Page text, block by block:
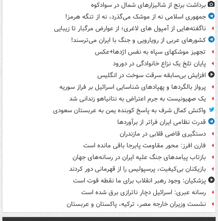
برداشت برنج از شالیزارهای شمال در سوادکوه
جمهوری اسلامی نه از موشک می‌گذرد، نه از تنگه هرمز!
ناگفته‌هایی از آمپول های لاغری؛ از عوارض مرگبار تا زیبایی
کشورهای عربی از رویارویی و جنگ با ایران می‌ترسند!
تجهیز موشکهای سپاه به نفس اژدها+عکس
پایان تلخ یک نزاع خانوادگی در دورود
افزایش بی‌سابقه سرقت سوخت در انگلیس
پرواز بالگردها و پهپادهای شناسایی اسرائیل بر فراز سوریه
یک صهیونیست به جرم اعتراض به نتانیاهو زندانی شد
واکنش کمال شرف به پاسخ کوبنده یمن به عربستان سعودی
قدرت نظامی ایران فراتر از برآوردها
دستگیری قاضی قلابی در مازندران
فارن افرز: محور مقاومت پابرجا باقی مانده است
بازتاب پیامدهای جنگ علیه ایران در رسانه‌های جهان
بازیکنان بی‌کیفیت، پرسپولیس را از قهرمانی دور کردند
پزشکیان: وجود رهبر انقلاب برای ما نقطه قوت است
رسانه عبری: اسرائیل دچار ناترازی برق شده است
نشست وزیران خارجه مصر، ترکیه، پاکستان و عربستان